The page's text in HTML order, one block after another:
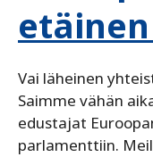
Vai läheinen
Saimme vähän
edustajat
parlamenttiin.